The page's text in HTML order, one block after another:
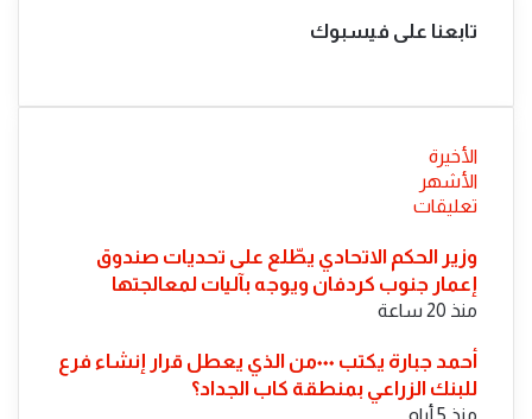
تابعنا على فيسبوك
الأخيرة
الأشهر
تعليقات
​وزير الحكم الاتحادي يطّلع على تحديات صندوق
إعمار جنوب كردفان ويوجه بآليات لمعالجتها
منذ 20 ساعة
أحمد جبارة يكتب ٠٠٠من الذي يعطل قرار إنشاء فرع
للبنك الزراعي بمنطقة كاب الجداد؟
منذ 5 أيام